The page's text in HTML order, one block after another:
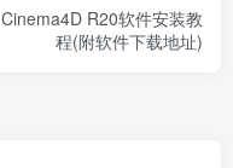
Cinema4D R20软件安装教
程(附软件下载地址)